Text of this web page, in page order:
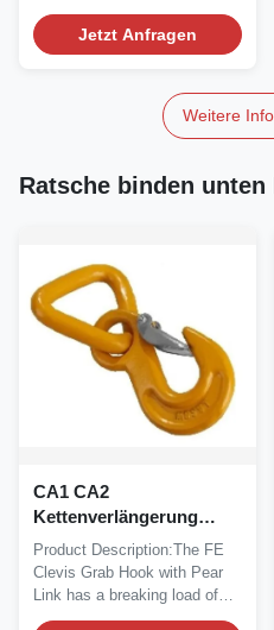
Harness Product...
Jetzt Anfragen
Weitere
Ratsche binden unten
CA1 CA2
Kettenverlängerung
Haken und Schleife Ski-
Gürtel mit D-Ring
Brechlast 7350 kg für die
Art der Fracht Haken
Product Description:The FE
Clevis Grab Hook with Pear
Link has a breaking load of
7350 kg,...